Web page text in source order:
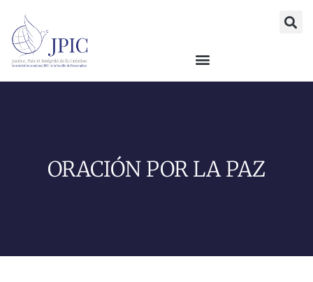
ORACIÓN POR LA PAZ